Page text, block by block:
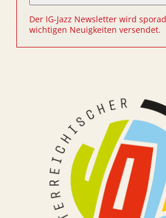
Der IG-Jazz Newsletter wird
wichtigen Neuigkeiten versendet.